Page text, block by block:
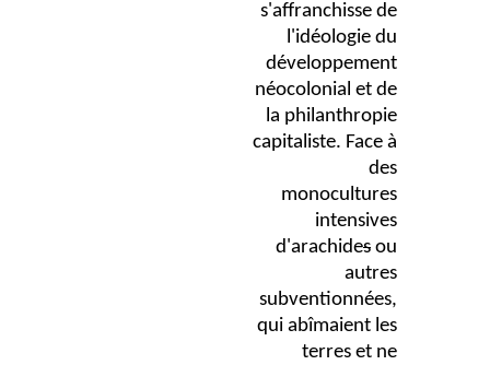
s'affranchisse de
l'idéologie du
développement
néocolonial et de
la philanthropie
capitaliste. Face à
des
monocultures
intensives
d'arachides ou
autres
subventionnées,
qui abîmaient les
terres et ne